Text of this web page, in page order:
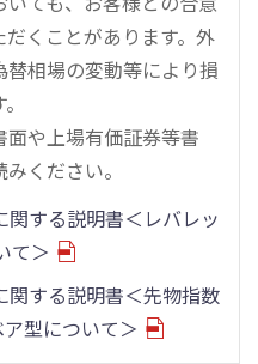
くことがあります。外
相場の変動等により損
や上場有価証券等書
ください。
する説明書＜レバレッ
て＞
関する説明書＜先物指数
型について＞